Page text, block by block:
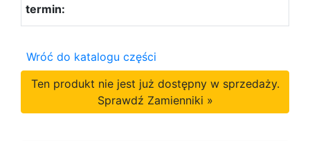
Wróć do katalogu części
Ten produkt nie jest już dostępny w sprzedaży.
Sprawdź Zamienniki »